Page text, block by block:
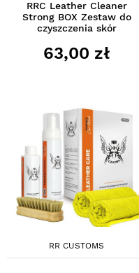
RRC Leather Cleaner
Strong BOX Zestaw do
czyszczenia skór
63,00 zł
RR CUSTOMS